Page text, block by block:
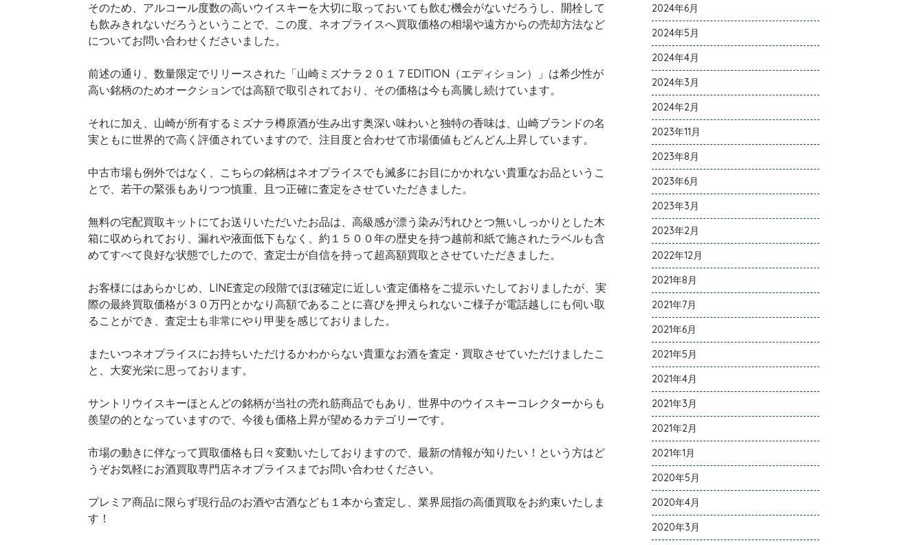
そのため、アルコール度数の高いウイスキーを大切に取っておいても飲む機会がないだろうし、開栓して
も飲みきれないだろうということで、この度、ネオプライスへ買取価格の相場や遠方からの売却方法など
についてお問い合わせくださいました。
前述の通り、数量限定でリリースされた「山崎ミズナラ２０１７EDITION（エディション）」は希少性が
高い銘柄のためオークションでは高額で取引されており、その価格は今も高騰し続けています。
それに加え、山崎が所有するミズナラ樽原酒が生み出す奥深い味わいと独特の香味は、山崎ブランドの名
実ともに世界的で高く評価されていますので、注目度と合わせて市場価値もどんどん上昇しています。
中古市場も例外ではなく、こちらの銘柄はネオプライスでも滅多にお目にかかれない貴重なお品というこ
とで、若干の緊張もありつつ慎重、且つ正確に査定をさせていただきました。
無料の宅配買取キットにてお送りいただいたお品は、高級感が漂う染み汚れひとつ無いしっかりとした木
箱に収められており、漏れや液面低下もなく、約１５００年の歴史を持つ越前和紙で施されたラベルも含
めてすべて良好な状態でしたので、査定士が自信を持って超高額買取とさせていただきました。
お客様にはあらかじめ、LINE査定の段階でほぼ確定に近しい査定価格をご提示いたしておりましたが、実
際の最終買取価格が３０万円とかなり高額であることに喜びを押えられないご様子が電話越しにも伺い取
ることができ、査定士も非常にやり甲斐を感じておりました。
またいつネオプライスにお持ちいただけるかわからない貴重なお酒を査定・買取させていただけましたこ
と、大変光栄に思っております。
サントリウイスキーほとんどの銘柄が当社の売れ筋商品でもあり、世界中のウイスキーコレクターからも
羨望の的となっていますので、今後も価格上昇が望めるカテゴリーです。
市場の動きに伴なって買取価格も日々変動いたしておりますので、最新の情報が知りたい！という方はど
うぞお気軽にお酒買取専門店ネオプライスまでお問い合わせください。
プレミア商品に限らず現行品のお酒や古酒なども１本から査定し、業界屈指の高価買取をお約束いたしま
す！
2024年6月
2024年5月
2024年4月
2024年3月
2024年2月
2023年11月
2023年8月
2023年6月
2023年3月
2023年2月
2022年12月
2021年8月
2021年7月
2021年6月
2021年5月
2021年4月
2021年3月
2021年2月
2021年1月
2020年5月
2020年4月
2020年3月